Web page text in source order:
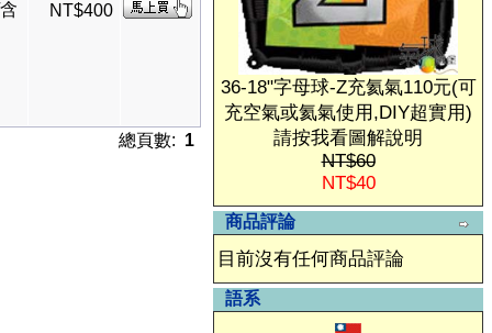
NT$400
總頁數: 1
36-18"字母球-Z充氦氣110元(可
充空氣或氦氣使用,DIY超實用)
請按我看圖解說明
NT$60
NT$40
商品評論
目前沒有任何商品評論
語系